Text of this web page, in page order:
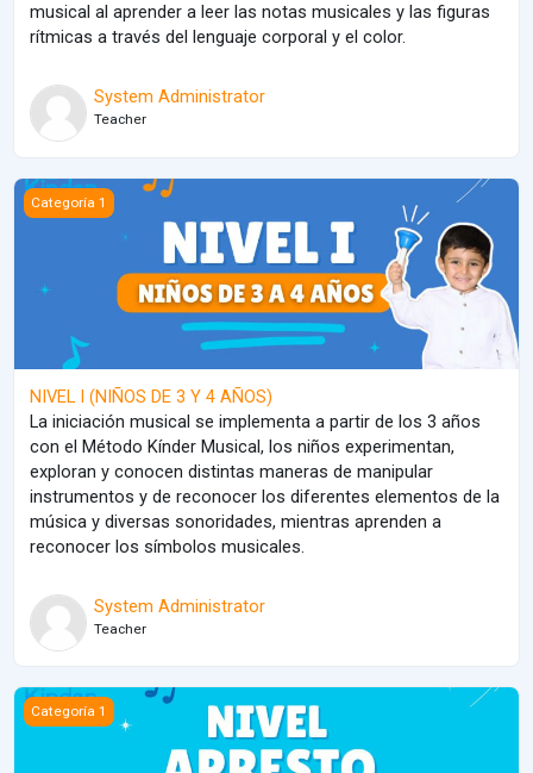
musical al aprender a leer las notas musicales y las figuras
rítmicas a través del lenguaje corporal y el color.
System Administrator
Teacher
NIVEL I (NIÑOS DE 3 Y 4 AÑOS)
Categoría 1
NIVEL I (NIÑOS DE 3 Y 4 AÑOS)
La iniciación musical se implementa a partir de los 3 años
con el Método Kínder Musical, los niños experimentan,
exploran y conocen distintas maneras de manipular
instrumentos y de reconocer los diferentes elementos de la
música y diversas sonoridades, mientras aprenden a
reconocer los símbolos musicales.
System Administrator
Teacher
NIVEL APRESTO (BEBES DESDE LOS 5 MESES DE EDAD HASTA
Categoría 1